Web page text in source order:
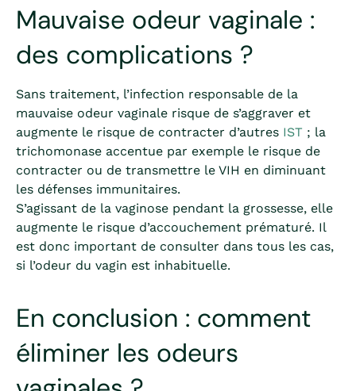
Mauvaise odeur vaginale :
des complications ?
Sans traitement, l’infection responsable de la
mauvaise odeur vaginale risque de s’aggraver et
augmente le risque de contracter d’autres IST ; la
trichomonase accentue par exemple le risque de
contracter ou de transmettre le VIH en diminuant
les défenses immunitaires.
S’agissant de la vaginose pendant la grossesse, elle
augmente le risque d’accouchement prématuré. Il
est donc important de consulter dans tous les cas,
si l’odeur du vagin est inhabituelle.
En conclusion : comment
éliminer les odeurs